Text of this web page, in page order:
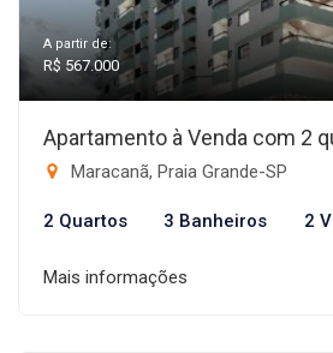
A partir de:
R$ 567.000
Apartamento à Venda com 2
Maracanã, Praia Grande-SP
2 Quartos 3 Banheiros 2
Mais informações